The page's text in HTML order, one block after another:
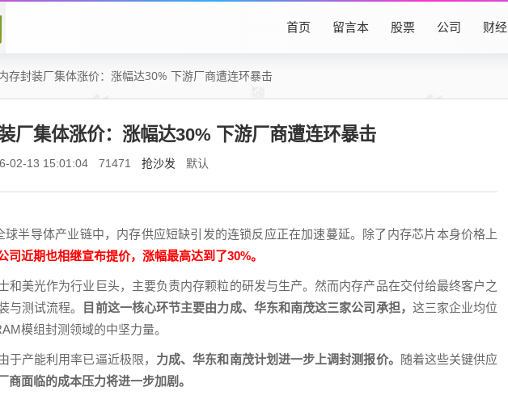
首页 留言本 股票 公司 财经
存封装厂集体涨价：涨幅达30% 下游厂商遭连环暴击
厂集体涨价：涨幅达30% 下游厂商遭连环暴击
02-13 15:01:04 71471 抢沙发 默认
球半导体产业链中，内存供应短缺引发的连锁反应正在加速蔓延。除了内存芯片本身价格上
司近期也相继宣布提价，涨幅最高达到了30%。
和美光作为行业巨头，主要负责内存颗粒的研发与生产。然而内存产品在交付给最终客户之
与测试流程。
目前这一核心环节主要由力成、华东和南茂这三家公司承担， 这三家企业均位
模组封测领域的中坚力量。
于产能利用率已逼近极限， 力成、华东和南茂计划进一步上调封测报价。
随着这些关键供应
商面临的成本压力将进一步加剧。